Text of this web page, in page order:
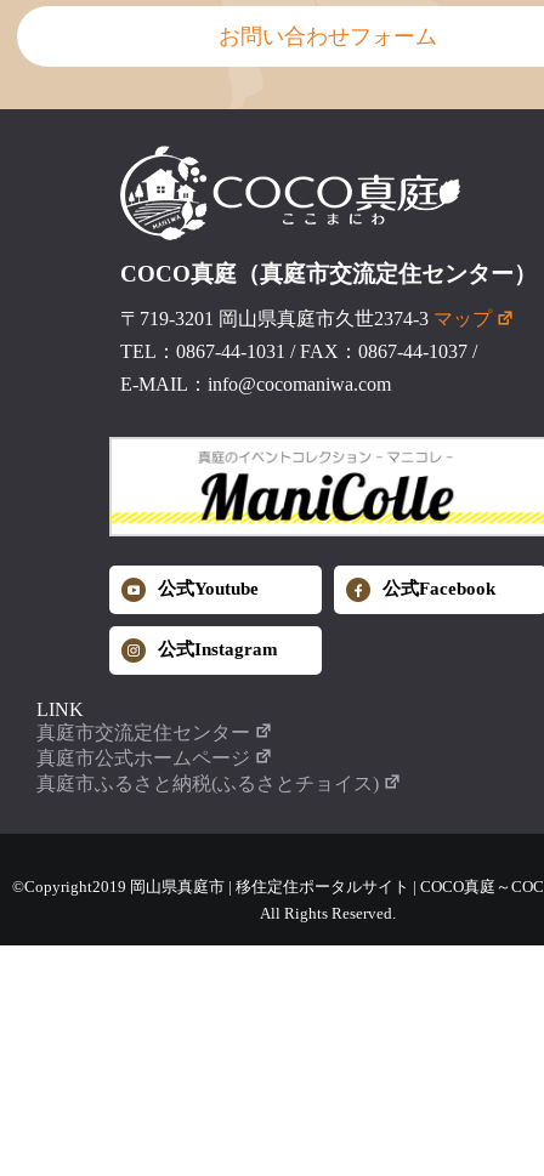
お問い合わせフォーム
COCO真庭（真庭市交流定住センター）
〒719-3201 岡山県真庭市久世2374-3 マップ
TEL：0867-44-1031 /FAX：0867-44-1037/
E-MAIL：info@cocomaniwa.com
公式Youtube 公式Facebook
公式Instagram
LINK
真庭市交流定住センター
真庭市公式ホームページ
真庭市ふるさと納税(ふるさとチョイス)
©Copyright2019 岡山県真庭市 | 移住定住ポータルサイト | COCO真庭～
All Rights Reserved.